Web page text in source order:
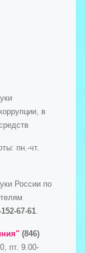
в
пн.-чт.
России по
67-61.
(846)
пт. 9.00-